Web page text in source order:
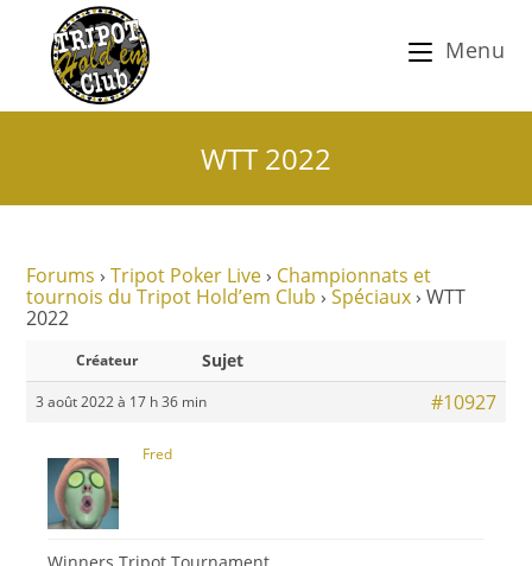
Menu
WTT 2022
Forums › Tripot Poker Live › Championnats et
tournois du Tripot Hold’em Club › Spéciaux › WTT
2022
Créateur Sujet
3 août 2022 à 17 h 36 min #10927
Fred